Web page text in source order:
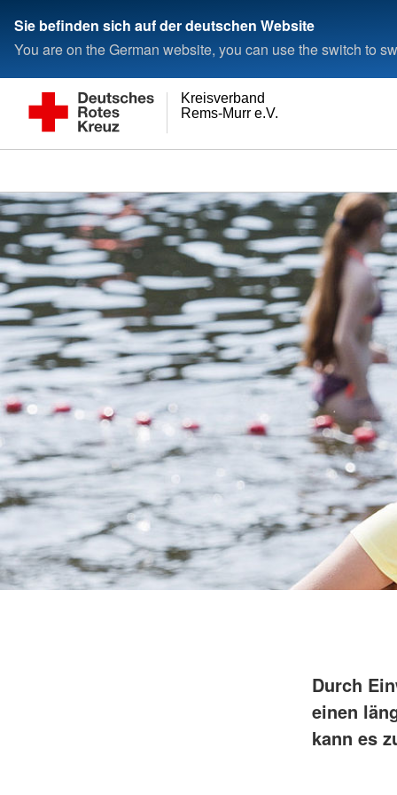
Sie befinden sich auf der deutschen Website
You are on the German website, you can use the switch to
Rems-Murr e.V.
Kreisverband
Durch
einen
kann es